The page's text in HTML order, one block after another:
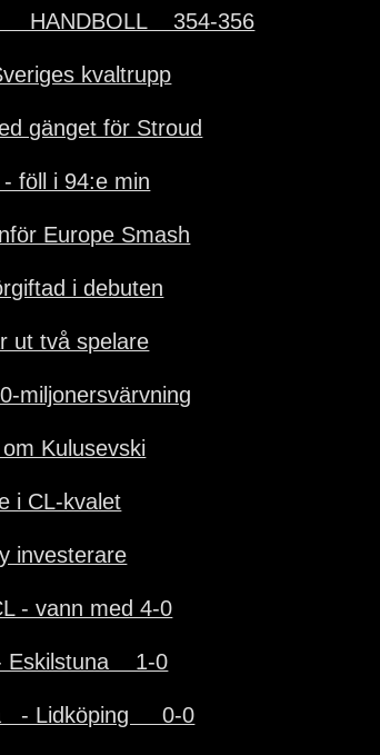
HANDBOLL    354-356
kvaltrupp
gänget för Stroud
föll i 94:e min
Europe Smash
i debuten
ut två spelare
miljonersvärvning
Kulusevski
i CL-kvalet
investerare
- vann med 4-0
1-0
- Lidköping     0-0